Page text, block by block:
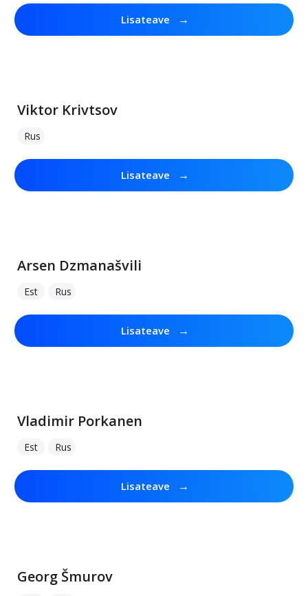
Lisateave →
Viktor Krivtsov
Rus
Lisateave →
Arsen Dzmanašvili
Est Rus
Lisateave →
Vladimir Porkanen
Est Rus
Lisateave →
Georg Šmurov